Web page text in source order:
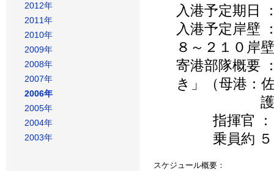
2012年
2011年
2010年
2009年
2008年
2007年
2006年
2005年
2004年
2003年
入港予定期日
入港予定岸壁
８～２１０岸壁
寄港部隊概要
き」（母港：
護衛艦「
指揮官 ：
乗員約 ５５
スケジュール概要：